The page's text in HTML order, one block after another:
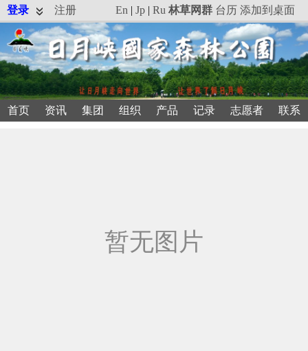
登录 注册 En | Jp | Ru 林草网群 台历 添加到桌面
首页 资讯 集团 组织 产品 记录 志愿者 联系